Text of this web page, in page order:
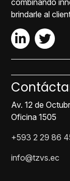
combinando
brindarle al
Av. 12 de
Oficina 1505
+593 2 29 86
info@tzvs.ec